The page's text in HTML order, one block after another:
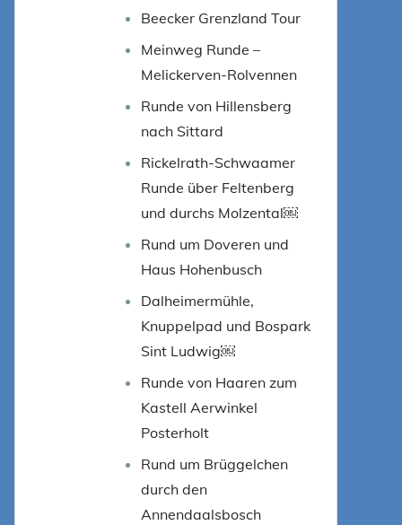
Beecker Grenzland Tour
Meinweg Runde –
Melickerven-Rolvennen
Runde von Hillensberg
nach Sittard
Rickelrath-Schwaamer
Runde über Feltenberg
und durchs Molzental￼
Rund um Doveren und
Haus Hohenbusch
Dalheimermühle,
Knuppelpad und Bospark
Sint Ludwig￼
Runde von Haaren zum
Kastell Aerwinkel
Posterholt
Rund um Brüggelchen
durch den
Annendaalsbosch